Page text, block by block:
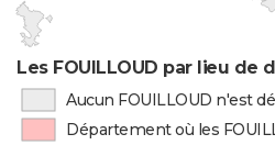
Les FOUILLOUD par lieu de
Aucun FOUILLOUD n'est
Département où les